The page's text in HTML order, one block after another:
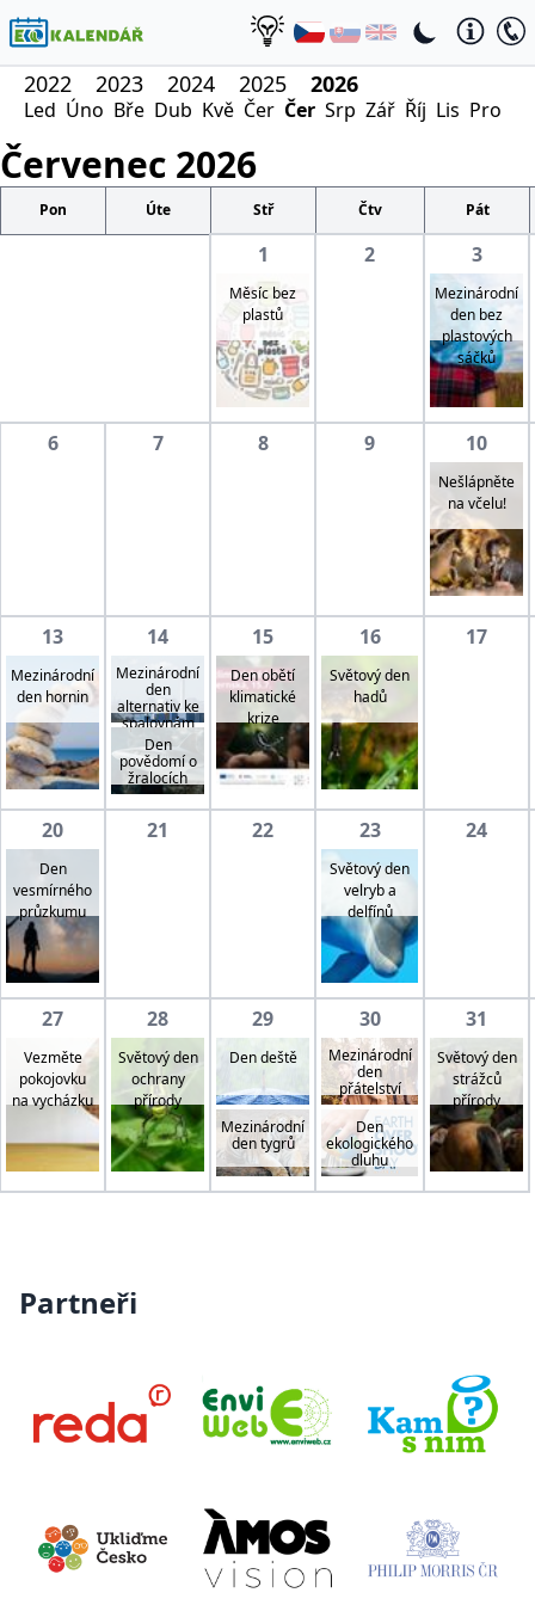
2022 2023 2024 2025 2026
Led Úno Bře Dub Kvě Čer Čer Srp Zář Říj Lis Pro
Červenec 2026
Pon Úte Stř Čtv Pát
1
Měsíc bez
plastů
2 3
Mezinárodní
den bez
plastových
sáčků
6 7 8 9 10
Nešlápněte
na včelu!
13
Mezinárodní
den hornin
14
Mezinárodní
den
alternativ ke
spalovnám
Den
povědomí o
žralocích
15
Den obětí
klimatické
krize
16
Světový den
hadů
17
20
Den
vesmírného
průzkumu
21 22 23
Světový den
velryb a
delfínů
24
27
Vezměte
pokojovku
na vycházku
28
Světový den
ochrany
přírody
29
Den deště
Mezinárodní
den tygrů
30
Mezinárodní
den
přátelství
Den
ekologického
dluhu
31
Světový den
strážců
přírody
Partneři